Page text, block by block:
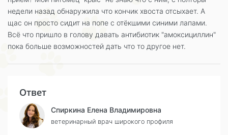
недели назад обнаружила что кончик хвоста отсыхает. А
щас он просто сидит на попе с отёкшими синими лапами.
Всё что пришло в голову давать антибиотик "амоксициллин"
пока больше возможностей дать что то другое нет.
Ответ
Спиркина Елена Владимировна
ветеринарный врач широкого профиля